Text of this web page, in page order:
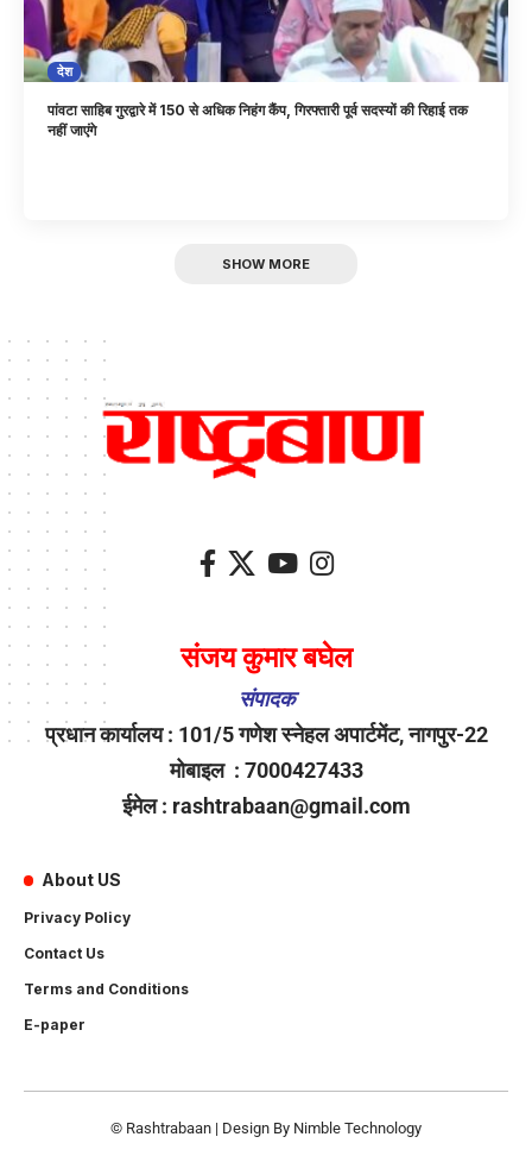
देश
पांवटा साहिब गुरद्वारे में 150 से अधिक निहंग कैंप, गिरफ्तारी पूर्व सदस्यों की रिहाई तक
नहीं जाएंगे
SHOW MORE
संजय कुमार बघेल
संपादक
प्रधान कार्यालय : 101/5 गणेश स्नेहल अपार्टमेंट, नागपुर-22
मोबाइल : 7000427433
ईमेल : rashtrabaan@gmail.com
About US
Privacy Policy
Contact Us
Terms and Conditions
E-paper
© Rashtrabaan | Design By Nimble Technology